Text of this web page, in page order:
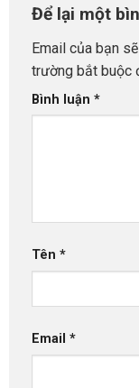
Để lại một
Email của bạn
trường bắt buộc
Bình luận *
Tên *
Email *